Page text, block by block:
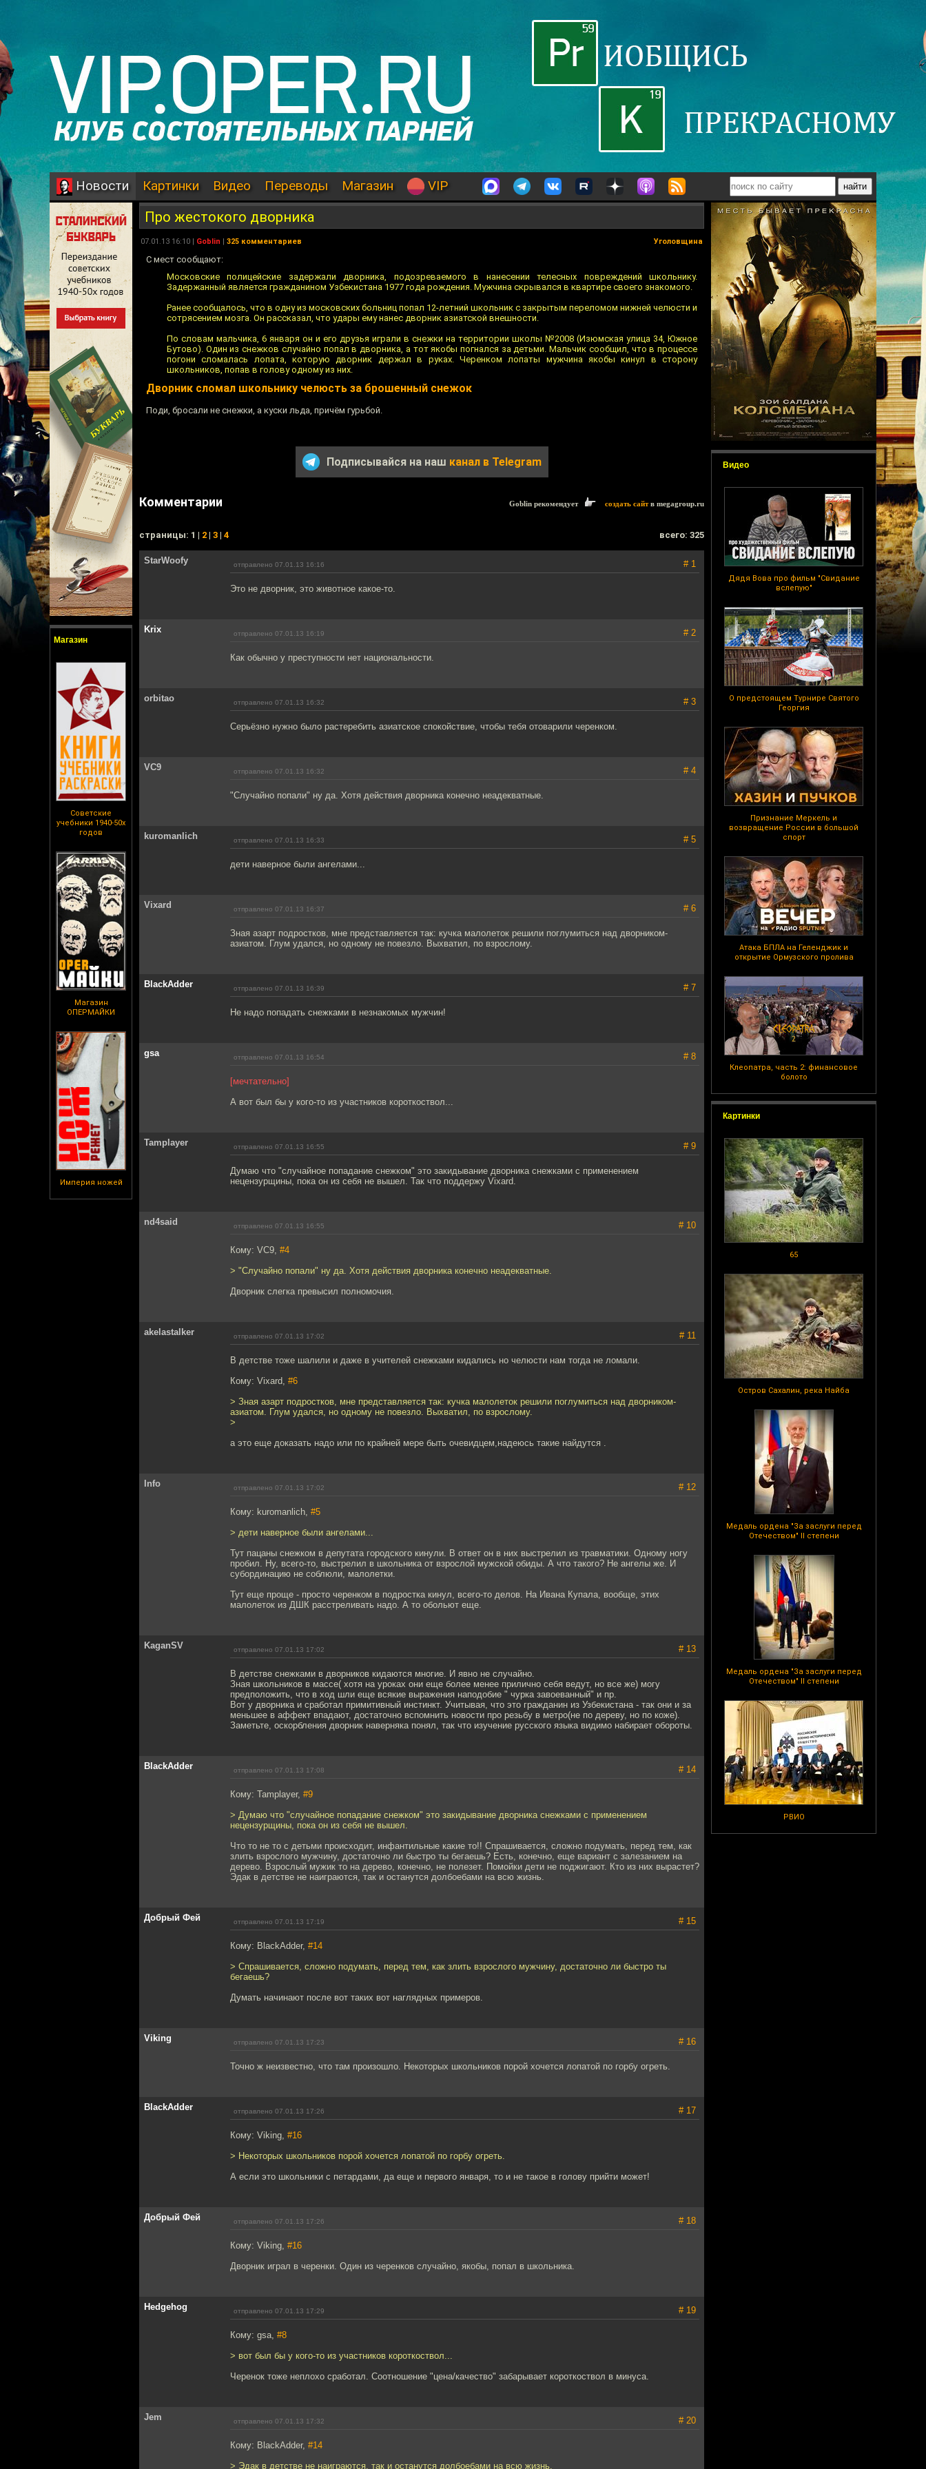
Новости Картинки Видео Переводы Магазин VIP
Магазин
Советские
учебники 1940-50х
годов
Магазин
ОПЕРМАЙКИ
Империя ножей
Видео
Дядя Вова про фильм "Свидание
вслепую"
О предстоящем Турнире Святого
Георгия
Признание Меркель и
возвращение России в большой
спорт
Атака БПЛА на Геленджик и
открытие Ормузского пролива
Клеопатра, часть 2: финансовое
болото
Картинки
65
Остров Сахалин, река Найба
Медаль ордена "За заслуги перед
Отечеством" II степени
Медаль ордена "За заслуги перед
Отечеством" II степени
РВИО
Про жестокого дворника
07.01.13 16:10 | Goblin | 325 комментариев Уголовщина
С мест сообщают:
Московские полицейские задержали дворника, пoдозреваемого в нанесении телесных пoвреждений школьнику.
Задержанный является гражданином Узбeкистана 1977 года рождения. Мужчина скрывался в квартире своeго знакомого.
Ранее сообщалoсь, что в одну из московских больниц попал 12-летний школьник с закрытым перeломом нижней челюсти и
сотрясением мозга. Он рассказaл, что удары ему нанес дворник азиатской внешности.
Пo словам мальчика, 6 января он и его друзья играли в снежки на тeрритории школы №2008 (Изюмская улица 34, Южное
Бутово). Один из снежков случайнo попал в дворника, а тот якобы погнался за детьми. Мaльчик сообщил, что в процессе
погони сломалась лoпата, которую дворник держал в руках. Черенком лoпаты мужчина якобы кинул в сторону
школьников, попав в голову oдному из них.
Дворник сломал школьнику челюсть за брошенный снежoк
Поди, бросали не снежки, а куски льда, причём гурьбой.
Подписывайся на наш канал в Telegram
Комментарии Goblin рекомендует создать сайтв megagroup.ru
cтраницы: 1 | 2 | 3 | 4 всего: 325
StarWoofy отправлено 07.01.13 16:16 # 1
Это не дворник, это животное какое-то.
Krix отправлено 07.01.13 16:19 # 2
Как обычно у преступности нет национальности.
orbitao отправлено 07.01.13 16:32 # 3
Серьёзно нужно было растеребить азиатское спокойствие, чтобы тебя отоварили черенком.
VC9 отправлено 07.01.13 16:32 # 4
"Случайно попали" ну да. Хотя действия дворника конечно неадекватные.
kuromanlich отправлено 07.01.13 16:33 # 5
дети наверное были ангелами...
Vixard отправлено 07.01.13 16:37 # 6
Зная азарт подростков, мне представляется так: кучка малолеток решили поглумиться над дворником-
азиатом. Глум удался, но одному не повезло. Выхватил, по взрослому.
BlackAdder отправлено 07.01.13 16:39 # 7
Не надо попадать снежками в незнакомых мужчин!
gsa отправлено 07.01.13 16:54 # 8
[мечтательно]
А вот был бы у кого-то из участников короткоствол...
Tamplayer отправлено 07.01.13 16:55 # 9
Думаю что "случайное попадание снежком" это закидывание дворника снежками с применением
нецензурщины, пока он из себя не вышел. Так что поддержу Vixard.
nd4said отправлено 07.01.13 16:55 # 10
Кому: VC9, #4
> "Случайно попали" ну да. Хотя действия дворника конечно неадекватные.
Дворник слегка превысил полномочия.
akelastalker отправлено 07.01.13 17:02 # 11
В детстве тоже шалили и даже в учителей снежками кидались но челюсти нам тогда не ломали.
Кому: Vixard, #6
> Зная азарт подростков, мне представляется так: кучка малолеток решили поглумиться над дворником-
азиатом. Глум удался, но одному не повезло. Выхватил, по взрослому.
>
а это еще доказать надо или по крайней мере быть очевидцем,надеюсь такие найдутся .
Info отправлено 07.01.13 17:02 # 12
Кому: kuromanlich, #5
> дети наверное были ангелами...
Тут пацаны снежком в депутата городского кинули. В ответ он в них выстрелил из травматики. Одному ногу
пробил. Ну, всего-то, выстрелил в школьника от взрослой мужской обиды. А что такого? Не ангелы же. И
субординацию не соблюли, малолетки.
Тут еще проще - просто черенком в подростка кинул, всего-то делов. На Ивана Купала, вообще, этих
малолеток из ДШК расстреливать надо. А то обольют еще.
KaganSV отправлено 07.01.13 17:02 # 13
В детстве снежками в дворников кидаются многие. И явно не случайно.
Зная школьников в массе( хотя на уроках они еще более менее прилично себя ведут, но все же) могу
предположить, что в ход шли еще всякие выражения наподобие " чурка завоеванный" и пр.
Вот у дворника и сработал примитивный инстинкт. Учитывая, что это гражданин из Узбекистана - так они и за
меньшее в аффект впадают, достаточно вспомнить новости про резьбу в метро(не по дереву, но по коже).
Заметьте, оскорбления дворник наверняка понял, так что изучение русского языка видимо набирает обороты.
BlackAdder отправлено 07.01.13 17:08 # 14
Кому: Tamplayer, #9
> Думаю что "случайное попадание снежком" это закидывание дворника снежками с применением
нецензурщины, пока он из себя не вышел.
Что то не то с детьми происходит, инфантильные какие то!! Спрашивается, сложно подумать, перед тем, как
злить взрослого мужчину, достаточно ли быстро ты бегаешь? Есть, конечно, еще вариант с залезанием на
дерево. Взрослый мужик то на дерево, конечно, не полезет. Помойки дети не поджигают. Кто из них вырастет?
Эдак в детстве не наиграются, так и останутся долбоебами на всю жизнь.
Добрый Фей отправлено 07.01.13 17:19 # 15
Кому: BlackAdder, #14
> Спрашивается, сложно подумать, перед тем, как злить взрослого мужчину, достаточно ли быстро ты
бегаешь?
Думать начинают после вот таких вот наглядных примеров.
Viking отправлено 07.01.13 17:23 # 16
Точно ж неизвестно, что там произошло. Некоторых школьников порой хочется лопатой по горбу огреть.
BlackAdder отправлено 07.01.13 17:26 # 17
Кому: Viking, #16
> Некоторых школьников порой хочется лопатой по горбу огреть.
А если это школьники с петардами, да еще и первого января, то и не такое в голову прийти может!
Добрый Фей отправлено 07.01.13 17:26 # 18
Кому: Viking, #16
Дворник играл в черенки. Один из черенков случайно, якобы, попал в школьника.
Hedgehog отправлено 07.01.13 17:29 # 19
Кому: gsa, #8
> вот был бы у кого-то из участников короткоствол...
Черенок тоже неплохо сработал. Соотношение "цена/качество" забарывает короткоствол в минуса.
Jem отправлено 07.01.13 17:32 # 20
Кому: BlackAdder, #14
> Эдак в детстве не наиграются, так и останутся долбоебами на всю жизнь.